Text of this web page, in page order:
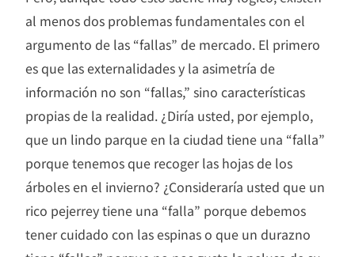
al menos dos problemas fundamentales con el
argumento de las “fallas” de mercado. El primero
es que las externalidades y la asimetría de
información no son “fallas,” sino características
propias de la realidad. ¿Diría usted, por ejemplo,
que un lindo parque en la ciudad tiene una “falla”
porque tenemos que recoger las hojas de los
árboles en el invierno? ¿Consideraría usted que un
rico pejerrey tiene una “falla” porque debemos
tener cuidado con las espinas o que un durazno